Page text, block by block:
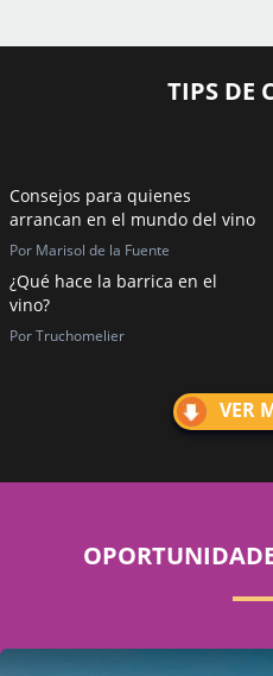
TIPS DE
Consejos para quienes
arrancan en el mundo del vino
Por Marisol de la Fuente
¿Qué hace la barrica en el
vino?
Por Truchomelier
VER